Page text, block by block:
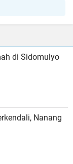
di Sidomulyo
Nanang